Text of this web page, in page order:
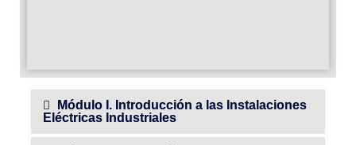
Módulo I. Introducción a las Instalaciones
Eléctricas Industriales